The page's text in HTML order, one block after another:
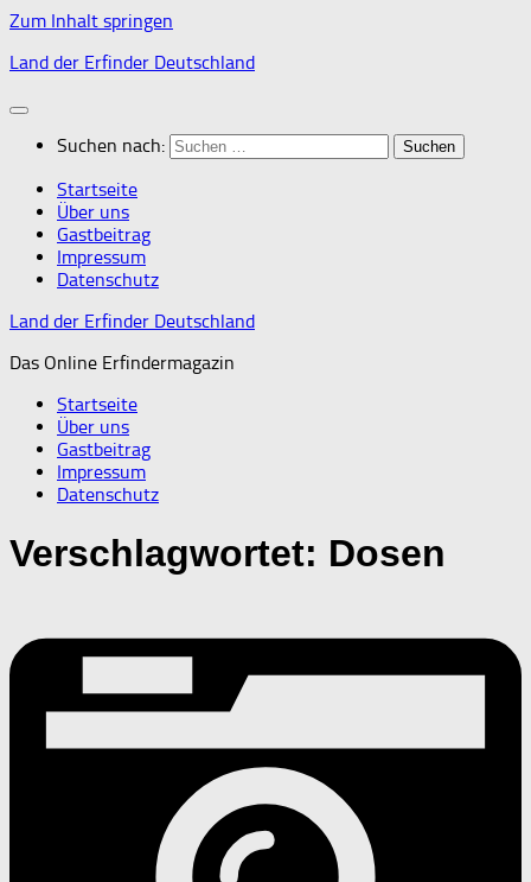
Zum Inhalt springen
Land der Erfinder Deutschland
Suchen nach:
Startseite
Über uns
Gastbeitrag
Impressum
Datenschutz
Land der Erfinder Deutschland
Das Online Erfindermagazin
Startseite
Über uns
Gastbeitrag
Impressum
Datenschutz
Verschlagwortet: Dosen